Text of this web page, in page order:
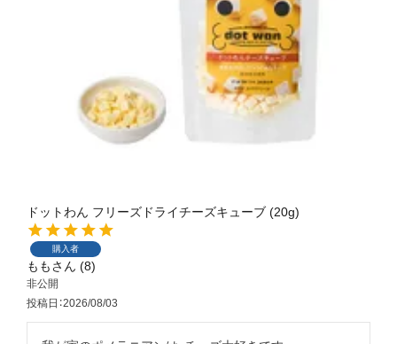
ドットわん フリーズドライチーズキューブ (20g)
購入者
もも 8
非公開
投稿日 2026/08/03